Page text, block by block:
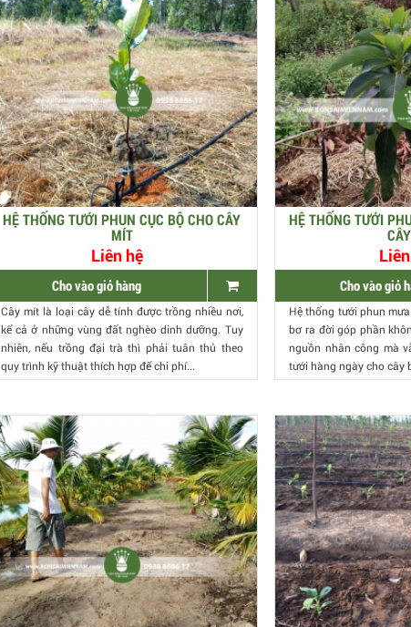
HỆ THỐNG TƯỚI PHUN CỤC BỘ CHO CÂY
MÍT
Liên hệ
Cho vào giỏ hàng
Cây mít là loại cây dễ tính được trồng nhiều nơi,
kể cả ở những vùng đất nghèo dinh dưỡng. Tuy
nhiên, nếu trồng đại trà thì phải tuân thủ theo
quy trình kỹ thuật thích hợp để chi phí...
HỆ THỐNG TƯỚI
Cho vào giỏ
Hệ thống tưới phun
bơ ra đời góp phần
nguồn nhân công mà
tưới hàng ngày cho cây